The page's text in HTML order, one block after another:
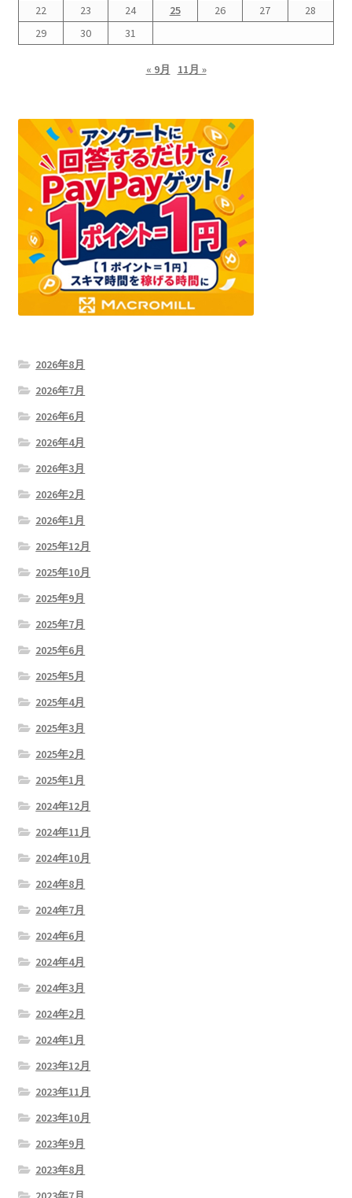
22
23 24 25 26 27
28
29
30 31
« 9月 11月 »
2026年8月
2026年7月
2026年6月
2026年4月
2026年3月
2026年2月
2026年1月
2025年12月
2025年10月
2025年9月
2025年7月
2025年6月
2025年5月
2025年4月
2025年3月
2025年2月
2025年1月
2024年12月
2024年11月
2024年10月
2024年8月
2024年7月
2024年6月
2024年4月
2024年3月
2024年2月
2024年1月
2023年12月
2023年11月
2023年10月
2023年9月
2023年8月